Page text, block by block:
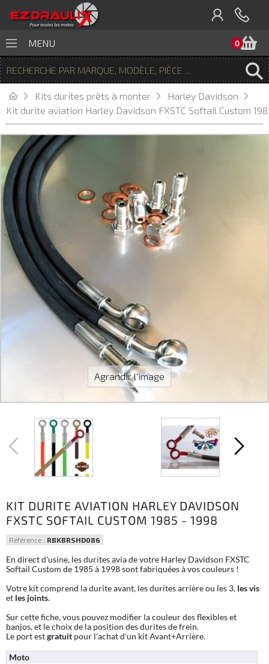
0
MENU
Kits durites prêts à monter
Harley Davidson
Kit durite aviation Harley Davidson FXSTC Softail Custom
Agrandir l'image
KIT DURITE AVIATION HARLEY DAVIDSON
FXSTC SOFTAIL CUSTOM 1985 - 1998
Référence : RBKBRSHD086
En direct d'usine, les durites avia de votre Harley Davidson FXSTC
Softail Custom de 1985 à 1998 sont fabriquées à vos couleurs !
Votre kit comprend la durite avant, les durites arrière ou les 3, les vis
et les joints.
Sur cette fiche, vous pouvez modifier la couleur des flexibles et
banjos, et le choix de la position des durites de frein.
Le port estgratuit pour l'achat d'un kit Avant+Arrière.
Moto